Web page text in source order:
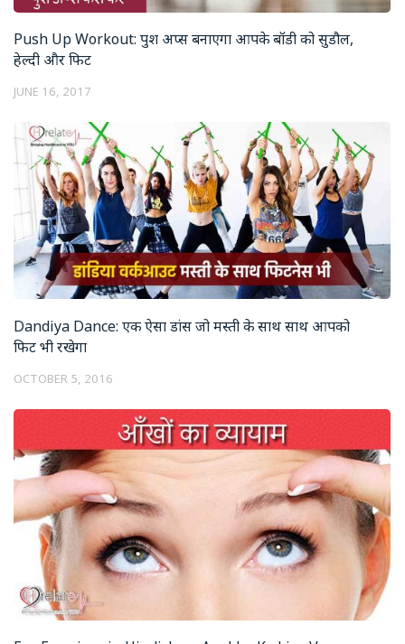
Push Up Workout: पुश अप्स बनाएगा आपके बॉडी को सुडौल,
हेल्दी और फिट
JUNE 16, 2017
Dandiya Dance: एक ऐसा डांस जो मस्ती के साथ साथ आपको
फिट भी रखेगा
OCTOBER 5, 2016